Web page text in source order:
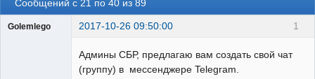
Сообщений с 21 по 40 из 89
1
Golemlego 2017-10-26 09:50:00
Админы СБР, предлагаю вам создать свой чат
(группу) в мессенджере Telegram.